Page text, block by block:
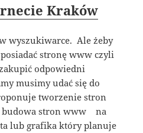
Kraków
wyszukiwarce. Ale żeby
stronę www czyli
odpowiedni
musimy udać się do
tworzenie stron
stron www na
lub grafika który planuje